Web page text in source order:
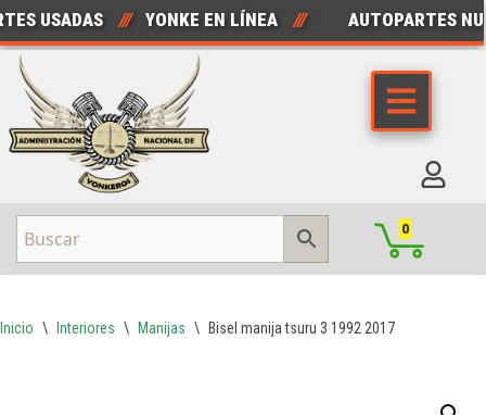
Saltar
al
contenido
USADAS /// YONKE EN LÍNEA /// AUTOPARTES
0
Inicio \ Interiores \ Manijas \ Bisel manija tsuru 3 1992 2017